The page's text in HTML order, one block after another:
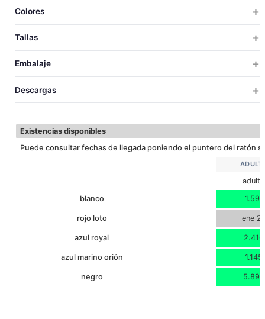
Colores
Tallas
TALLAS ADULTO
Embalaje
Descargas
Existencias disponibles
Puede consultar fechas de llegada poniendo el puntero del ratón
adulto
blanco
1.591
rojo loto ene
azul royal 2.416
azul marino orión 1.145
negro 5.899